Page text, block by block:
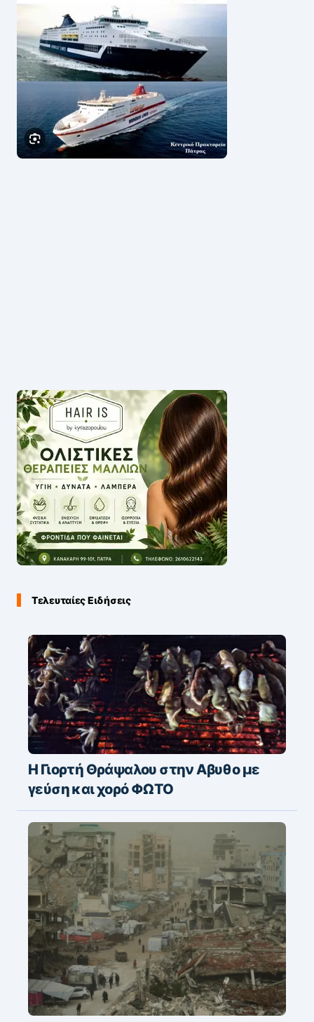
Τελευταίες Ειδήσεις
Η Γιορτή Θράψαλου στην Αβυθο με
γεύση και χορό ΦΩΤΟ